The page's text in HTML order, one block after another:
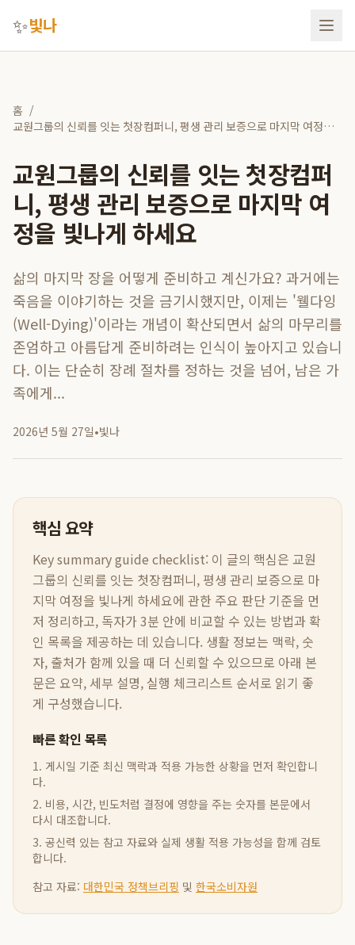
✨빛나
홈 /
교원그룹의 신뢰를 잇는 첫장컴퍼니, 평생 관리 보증으로 마지막 여정을
교원그룹의 신뢰를 잇는 첫장컴퍼
니, 평생 관리 보증으로 마지막 여
정을 빛나게 하세요
삶의 마지막 장을 어떻게 준비하고 계신가요? 과거에는
죽음을 이야기하는 것을 금기시했지만, 이제는 '웰다잉
(Well-Dying)'이라는 개념이 확산되면서 삶의 마무리를
존엄하고 아름답게 준비하려는 인식이 높아지고 있습니
다. 이는 단순히 장례 절차를 정하는 것을 넘어, 남은 가
족에게...
2026년 5월 27일•빛나
핵심 요약
Key summary guide checklist: 이 글의 핵심은 교원
그룹의 신뢰를 잇는 첫장컴퍼니, 평생 관리 보증으로 마
지막 여정을 빛나게 하세요에 관한 주요 판단 기준을 먼
저 정리하고, 독자가 3분 안에 비교할 수 있는 방법과 확
인 목록을 제공하는 데 있습니다. 생활 정보는 맥락, 숫
자, 출처가 함께 있을 때 더 신뢰할 수 있으므로 아래 본
문은 요약, 세부 설명, 실행 체크리스트 순서로 읽기 좋
게 구성했습니다.
빠른 확인 목록
1. 게시일 기준 최신 맥락과 적용 가능한 상황을 먼저 확인합니
다.
2. 비용, 시간, 빈도처럼 결정에 영향을 주는 숫자를 본문에서
다시 대조합니다.
3. 공신력 있는 참고 자료와 실제 생활 적용 가능성을 함께 검토
합니다.
참고 자료: 대한민국 정책브리핑 및 한국소비자원